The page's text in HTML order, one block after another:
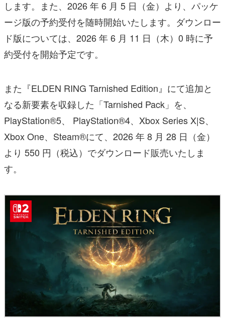
します。また、2026 年 6 月 5 日（金）より、パッケ
ージ版の予約受付を随時開始いたします。ダウンロー
ド版については、2026 年 6 月 11 日（木）0 時に予
約受付を開始予定です。
また『ELDEN RING Tarnished Edition』にて追加と
なる新要素を収録した「Tarnished Pack」を、
PlayStation®5、 PlayStation®4、Xbox Series X|S、
Xbox One、Steam®にて、2026 年 8 月 28 日（金）
より 550 円（税込）でダウンロード販売いたしま
す。